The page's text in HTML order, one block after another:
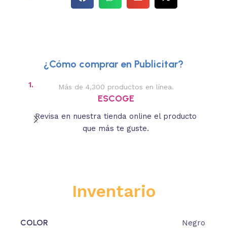
¿Cómo comprar en Publicitar?
1. Más de 4,300 productos en línea.
ESCOGE
Revisa en nuestra tienda online el producto
que más te guste.
Inventario
COLOR Negro